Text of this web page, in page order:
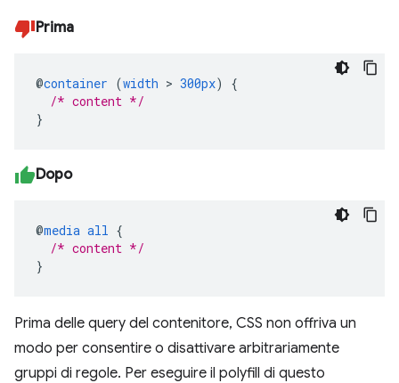
Prima
@container (width > 300px)
{
/* content */
}
Dopo
@media all {
/* content */
}
Prima delle query del contenitore, CSS non offriva un
modo per consentire o disattivare arbitrariamente
gruppi di regole. Per eseguire il polyfill di questo